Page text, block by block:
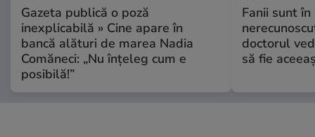
Gazeta publică o poză
inexplicabilă » Cine apare în
bancă alături de marea Nadia
Comăneci: „Nu înțeleg cum e
posibilă!”
Fanii sunt în
doctorul
să fie